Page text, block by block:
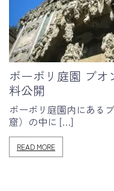
フィレンツェ
方
現在のフィレンツ
在に […]
READ MORE